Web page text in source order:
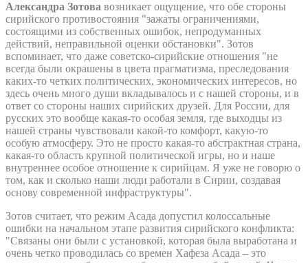
Александра Зотова возникает ощущение, что обе стороны
сирийского противостояния "зажаты ограничениями,
состоящими из собственных ошибок, непродуманных
действий, неправильной оценки обстановки". Зотов
вспоминает, что даже советско-сирийские отношения "не
всегда были окрашены в цвета прагматизма, преследования
каких-то четких политических, экономических интересов, но
здесь очень много души вкладывалось и с нашей стороны, и в
ответ со стороны наших сирийских друзей. Для России, для
русских это вообще какая-то особая земля, где выходцы из
нашей страны чувствовали какой-то комфорт, какую-то
особую атмосферу. Это не просто какая-то абстрактная страна,
какая-то область крупной политической игры, но и наше
внутреннее особое отношение к сирийцам. Я уже не говорю о
том, как и сколько наши люди работали в Сирии, создавая
основу современной инфраструктуры".
Зотов считает, что режим Асада допустил колоссальные
ошибки на начальном этапе развития сирийского конфликта:
"Связаны они были с установкой, которая была выработана и
очень четко проводилась со времен Хафеза Асада – это